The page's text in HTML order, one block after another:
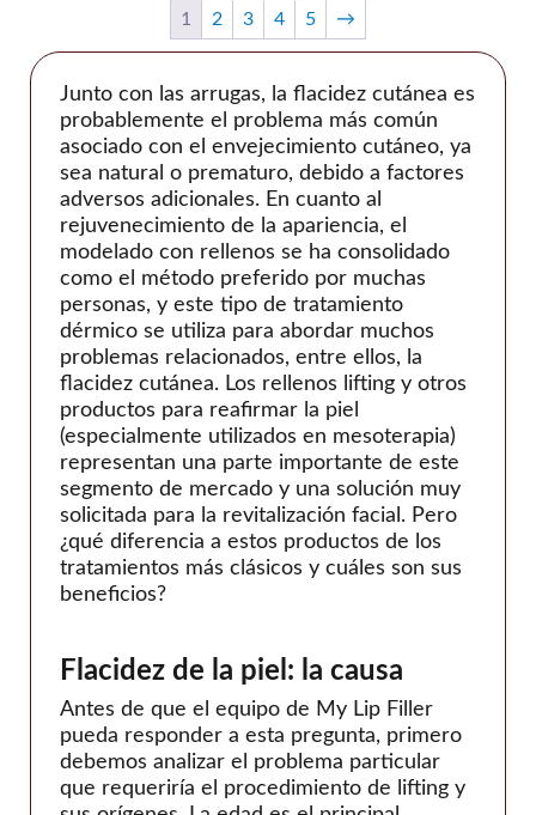
Junto con las arrugas, la flacidez cutánea es
probablemente el problema más común
asociado con el envejecimiento cutáneo, ya
sea natural o prematuro, debido a factores
adversos adicionales. En cuanto al
rejuvenecimiento de la apariencia, el
modelado con rellenos se ha consolidado
como el método preferido por muchas
personas, y este tipo de tratamiento
dérmico se utiliza para abordar muchos
problemas relacionados, entre ellos, la
flacidez cutánea. Los rellenos lifting y otros
productos para reafirmar la piel
(especialmente utilizados en mesoterapia)
representan una parte importante de este
segmento de mercado y una solución muy
solicitada para la revitalización facial. Pero
¿qué diferencia a estos productos de los
tratamientos más clásicos y cuáles son sus
beneficios?
Flacidez de la piel: la causa
Antes de que el equipo de My Lip Filler
pueda responder a esta pregunta, primero
debemos analizar el problema particular
que requeriría el procedimiento de lifting y
1 2 3 4 5 →
Dermatología Profesional
Prolenio
PY Médico
Reanzen
Biotecnología Regen
Tan joven
teoxano
Viscentom